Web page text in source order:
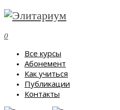
0
Все курсы
Абонемент
Как учиться
Публикации
Контакты